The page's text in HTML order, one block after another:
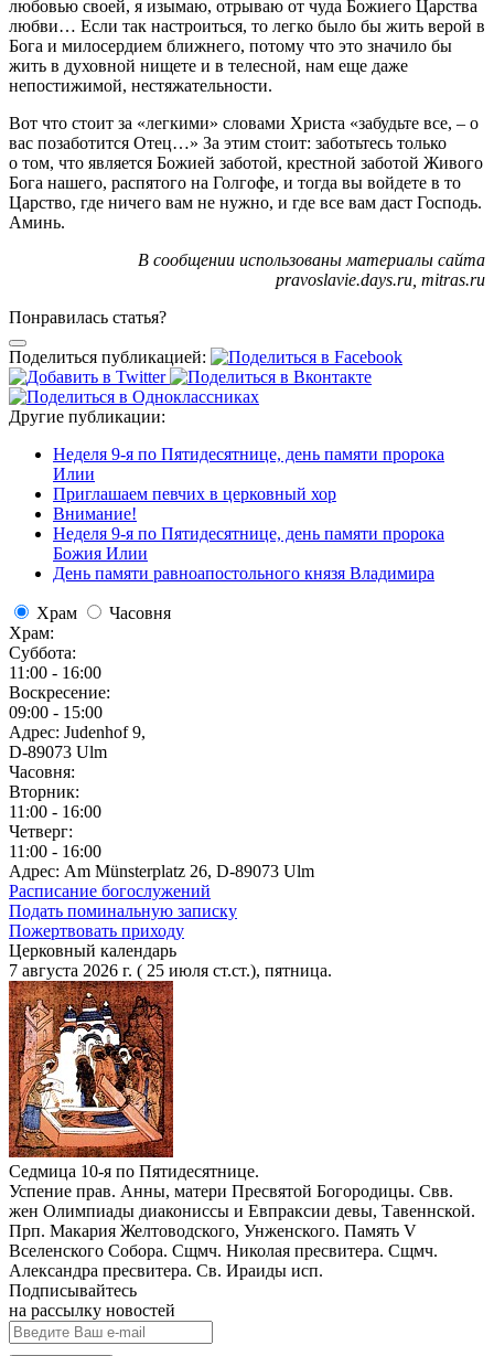
любовью своей, я изымаю, отрываю от чуда Божиего Царства
любви… Если так настроиться, то легко было бы жить верой в
Бога и милосердием ближнего, потому что это значило бы
жить в духовной нищете и в телесной, нам еще даже
непостижимой, нестяжательности.
Вот что стоит за «легкими» словами Христа «забудьте все, – о
вас позаботится Отец…» За этим стоит: заботьтесь только
о том, что является Божией заботой, крестной заботой Живого
Бога нашего, распятого на Голгофе, и тогда вы войдете в то
Царство, где ничего вам не нужно, и где все вам даст Господь.
Аминь.
В сообщении использованы материалы cайта
pravoslavie.days.ru, mitras.ru
Понравилась статья?
Поделиться публикацией:
Другие публикации:
Неделя 9-я по Пятидесятнице, день памяти пророка
Илии
Приглашаем певчих в церковный хор
Внимание!
Неделя 9-я по Пятидесятнице, день памяти пророка
Божия Илии
День памяти равноапостольного князя Владимира
Храм
Часовня
Храм:
Суббота:
11:00 - 16:00
Воскресение:
09:00 - 15:00
Адрес: Judenhof 9,
D-89073 Ulm
Часовня:
Вторник:
11:00 - 16:00
Четверг:
11:00 - 16:00
Адрес: Am Münsterplatz 26, D-89073 Ulm
Расписание богослужений
Подать поминальную записку
Пожертвовать приходу
Церковный календарь
7 августа 2026 г. ( 25 июля ст.ст.), пятница.
Седмица 10-я по Пятидесятнице.
Успение прав. Анны, матери Пресвятой Богородицы. Свв.
жен Олимпиады диакониссы и Евпраксии девы, Тавеннской.
Прп. Макария Желтоводского, Унженского. Память V
Вселенского Собора. Сщмч. Николая пресвитера. Сщмч.
Александра пресвитера. Св. Ираиды исп.
Подписывайтесь
на рассылку новостей